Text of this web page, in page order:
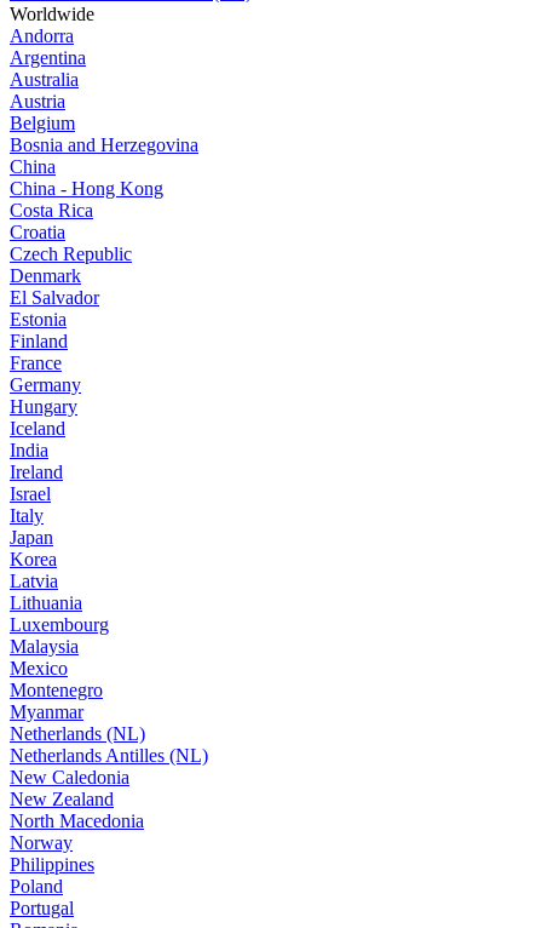
Worldwide
Andorra
Argentina
Australia
Austria
Belgium
Bosnia and Herzegovina
China
China - Hong Kong
Costa Rica
Croatia
Czech Republic
Denmark
El Salvador
Estonia
Finland
France
Germany
Hungary
Iceland
India
Ireland
Israel
Italy
Japan
Korea
Latvia
Lithuania
Luxembourg
Malaysia
Mexico
Montenegro
Myanmar
Netherlands (NL)
Netherlands Antilles (NL)
New Caledonia
New Zealand
North Macedonia
Norway
Philippines
Poland
Portugal